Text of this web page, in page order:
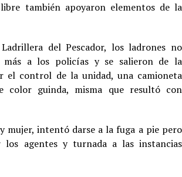
también apoyaron elementos de la
del Pescador, los ladrones no
más a los policías y se salieron de la
el control de la unidad, una camioneta
color guinda, misma que resultó con
mujer, intentó darse a la fuga a pie pero
agentes y turnada a las instancias